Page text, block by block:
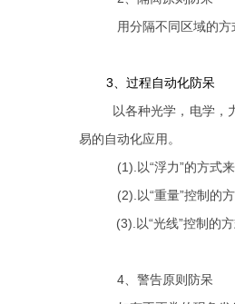
用分隔不同区域的方
3 、过程自动化防呆
以各种光学，电学
易的自动化应用。
(1). 以“浮力”的方式来
(2). 以“重量”控制的方
(3). 以“光线”控制的方
4 、警告原则防呆